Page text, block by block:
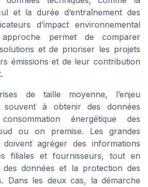
et la durée d’entraînement des
d’impact environnemental
permet de comparer
et de prioriser les projets
émissions et de leur contribution
de taille moyenne, l’enjeu
souvent à obtenir des données
énergétique des
ou on premise. Les grandes
agréger des informations
filiales et fournisseurs, tout en
données et la protection des
Dans les deux cas, la démarche